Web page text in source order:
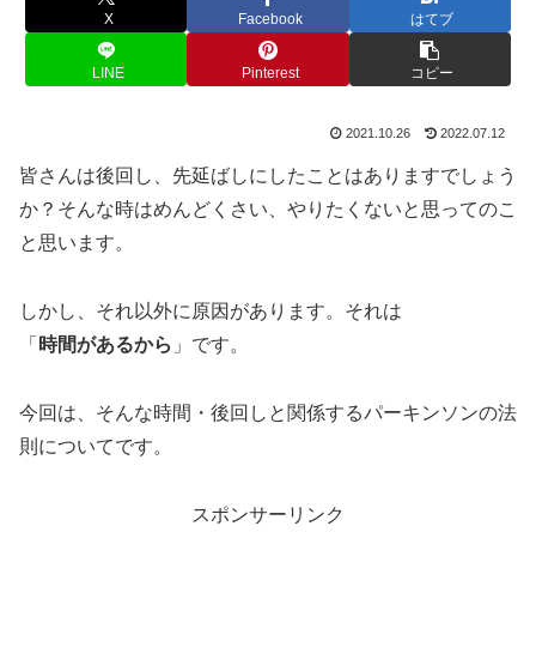
X Facebook はてブ
LINE Pinterest コピー
2021.10.26 2022.07.12
皆さんは後回し、先延ばしにしたことはありますでしょう
か？そんな時はめんどくさい、やりたくないと思ってのこ
と思います。
しかし、それ以外に原因があります。それは
「 時間があるから 」です。
今回は、そんな時間・後回しと関係するパーキンソンの法
則についてです。
スポンサーリンク